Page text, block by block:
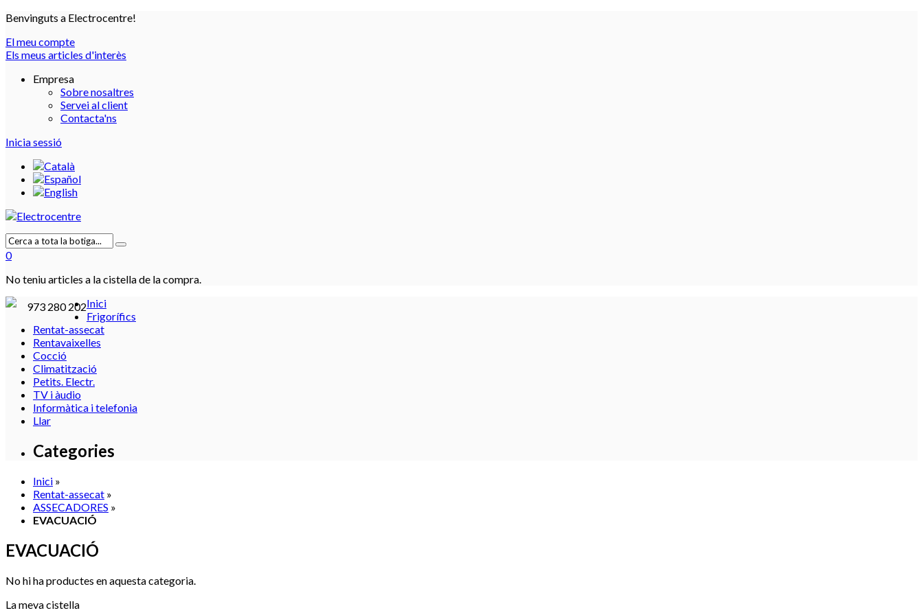
Benvinguts a Electrocentre!
El meu compte
Els meus articles d'interès
Empresa
Sobre nosaltres
Servei al client
Contacta'ns
Inicia sessió
0
No teniu articles a la cistella de la compra.
973 280 202Inici
Frigorífics
Rentat-assecat
Rentavaixelles
Cocció
Climatització
Petits. Electr.
TV i àudio
Informàtica i telefonia
Llar
Categories
Inici »
Rentat-assecat »
ASSECADORES »
EVACUACIÓ
EVACUACIÓ
No hi ha productes en aquesta categoria.
La meva cistella